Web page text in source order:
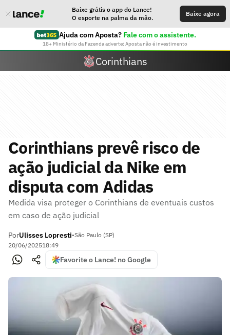
Baixe grátis o app do Lance!
O esporte na palma da mão.
Baixe agora
Ajuda com Aposta? Fale com o assistente.
18+ Ministério da Fazenda adverte: Aposta não é investimento
Corinthians
Corinthians prevê risco de
ação judicial da Nike em
disputa com Adidas
Medida visa proteger o Corinthians de eventuais custos
em caso de ação judicial
PorUlisses Lopresti•São Paulo (SP)
20/06/202518:49
Favorite o Lance! no Google